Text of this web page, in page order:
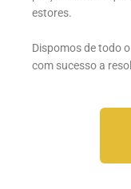
estores.
Dispomos de todo
com sucesso a